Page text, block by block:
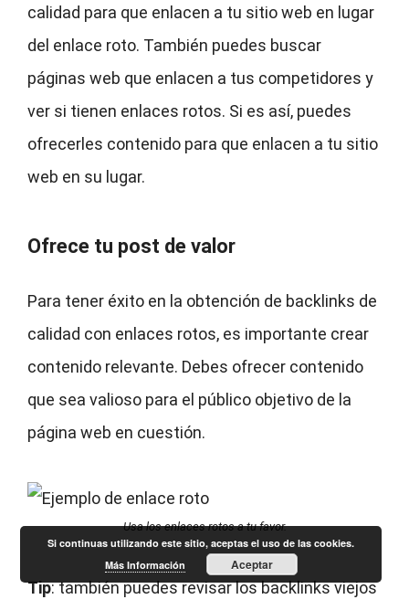
calidad para que enlacen a tu sitio web en lugar
del enlace roto. También puedes buscar
páginas web que enlacen a tus competidores y
ver si tienen enlaces rotos. Si es así, puedes
ofrecerles contenido para que enlacen a tu sitio
web en su lugar.
Ofrece tu post de valor
Para tener éxito en la obtención de backlinks de
calidad con enlaces rotos, es importante crear
contenido relevante. Debes ofrecer contenido
que sea valioso para el público objetivo de la
página web en cuestión.
Usa los enlaces rotos a tu favor.
Tip: también puedes revisar los backlinks viejos
Si continuas utilizando este sitio, aceptas el uso de las cookies.
Más Información
Aceptar